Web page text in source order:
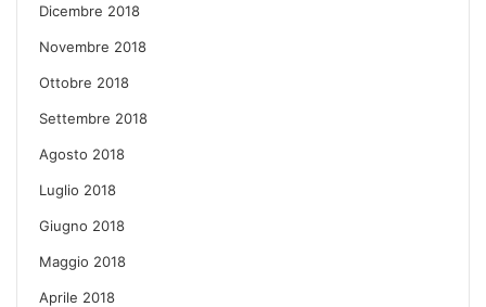
Dicembre 2018
Novembre 2018
Ottobre 2018
Settembre 2018
Agosto 2018
Luglio 2018
Giugno 2018
Maggio 2018
Aprile 2018